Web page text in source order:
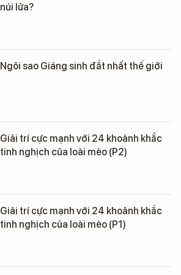
núi lửa?
Ngôi sao Giáng sinh đắt nhất thế giới
Giải trí cực mạnh với 24 khoảnh khắc
tinh nghịch của loài mèo (P2)
Giải trí cực mạnh với 24 khoảnh khắc
tinh nghịch của loài mèo (P1)